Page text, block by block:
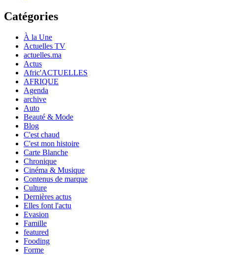
Catégories
À la Une
Actuelles TV
actuelles.ma
Actus
Afric'ACTUELLES
AFRIQUE
Agenda
archive
Auto
Beauté & Mode
Blog
C'est chaud
C'est mon histoire
Carte Blanche
Chronique
Cinéma & Musique
Contenus de marque
Culture
Dernières actus
Elles font l'actu
Evasion
Famille
featured
Fooding
Forme